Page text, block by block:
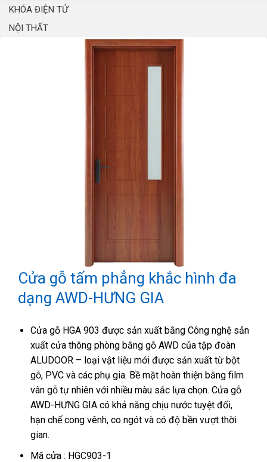
KHÓA ĐIỆN TỬ
NỘI THẤT
Cửa gỗ tấm phẳng khắc hình đa
dạng AWD-HƯNG GIA
Cửa gỗ HGA 903 được sản xuất bằng Công nghệ sản
xuất cửa thông phòng bằng gỗ AWD của tập đoàn
ALUDOOR – loại vật liệu mới được sản xuất từ bột
gỗ, PVC và các phụ gia. Bề mặt hoàn thiện bằng film
vân gỗ tự nhiên với nhiều màu sắc lựa chọn. Cửa gỗ
AWD-HƯNG GIA có khả năng chịu nước tuyệt đối,
hạn chế cong vênh, co ngót và có độ bền vượt thời
gian.
Mã cửa : HGC903-1